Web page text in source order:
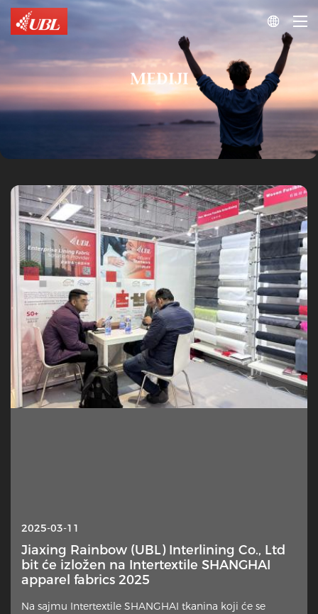

MEDIJI
2025-10-13
Interlining — Zašto je ovaj skriveni sloj
odjednom u središtu pozornosti?
Suptilan element izrade odjeće ponovno privlači pažnju
dizajnera, krojača za dom i komentatora iz industrije.
2025-03-11
Jiaxing Rainbow (UBL) Interlining Co., Ltd
bit će izložen na Intertextile SHANGHAI
apparel fabrics 2025
Na sajmu Intertextile SHANGHAI tkanina koji će se